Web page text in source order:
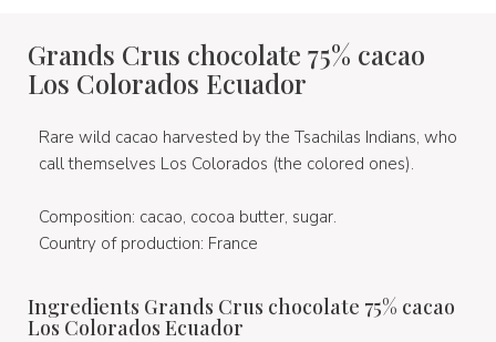
Grands Crus chocolate 75% cacao
Los Colorados Ecuador
Rare wild cacao harvested by the Tsachilas Indians, who
call themselves Los Colorados (the colored ones).
Composition: cacao, cocoa butter, sugar.
Country of production: France
Ingredients Grands Crus chocolate 75% cacao
Los Colorados Ecuador